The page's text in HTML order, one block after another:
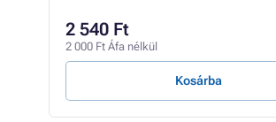
2 540 Ft
2 000 Ft Áfa nélkül
Kosárba